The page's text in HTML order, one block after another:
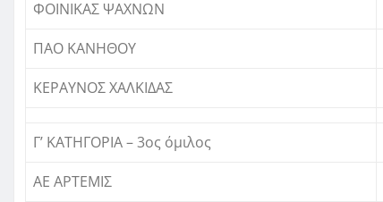
ΦΟΙΝΙΚΑΣ ΨΑΧΝΩΝ
ΠΑΟ ΚΑΝΗΘΟΥ
ΚΕΡΑΥΝΟΣ ΧΑΛΚΙΔΑΣ
Γ’ ΚΑΤΗΓΟΡΙΑ – 3ος όμιλος
ΑΕ ΑΡΤΕΜΙΣ